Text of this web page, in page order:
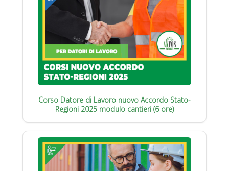
Corso Datore di Lavoro nuovo Accordo Stato-
Regioni 2025 modulo cantieri (6 ore)